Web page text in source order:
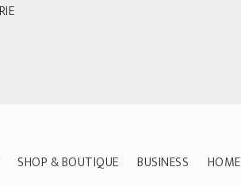
SHOP & BOUTIQUE BUSINESS HOME